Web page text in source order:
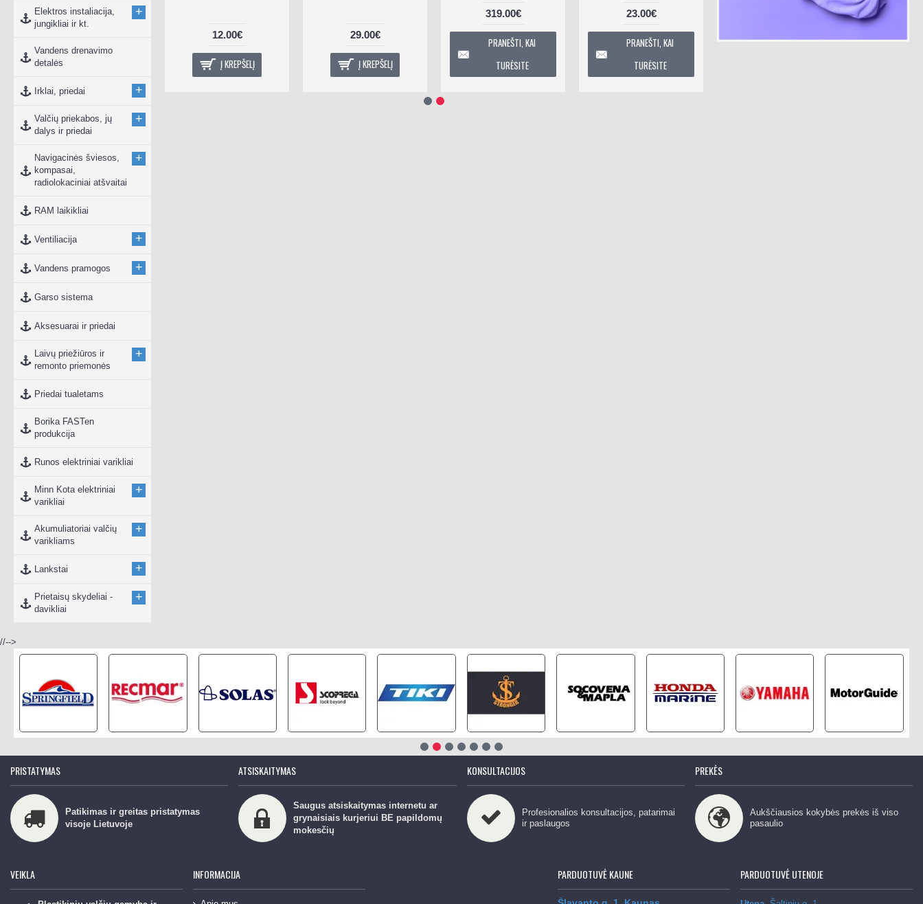
Elektros instaliacija,
jungikliai ir kt.
+
Vandens drenavimo
detalės
Irklai, priedai +
Valčių priekabos, jų
dalys ir priedai
+
Navigacinės šviesos,
kompasai,
radiolokaciniai atšvaitai
+
RAM laikikliai
Ventiliacija +
Vandens pramogos +
Garso sistema
Aksesuarai ir priedai
Laivų priežiūros ir
remonto priemonės
+
Priedai tualetams
Borika FASTen
produkcija
Runos elektriniai varikliai
Minn Kota elektriniai
varikliai
+
Akumuliatoriai valčių
varikliams
+
Lankstai +
Prietaisų skydeliai -
davikliai
+
12.00€
Į KREPŠELĮ
29.00€
Į KREPŠELĮ
319.00€
PRANEŠTI, KAI
TURĖSITE
23.00€
PRANEŠTI, KAI
TURĖSITE
//-->
PRISTATYMAS
Patikimas ir greitas pristatymas
visoje Lietuvoje
ATSISKAITYMAS
Saugus atsiskaitymas internetu ar
grynaisiais kurjeriui BE papildomų
mokesčių
KONSULTACIJOS
Profesionalios konsultacijos, patarimai
ir paslaugos
PREKĖS
Aukščiausios kokybės prekės iš viso
pasaulio
VEIKLA INFORMACIJA PARDUOTUVĖ KAUNE PARDUOTUVĖ UTENOJE